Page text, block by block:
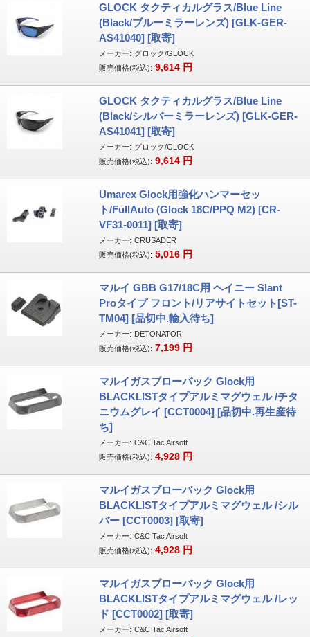
GLOCK タクティカルグラス/Blue Line
(Black/ブルーミラーレンズ) [GLK-GER-
AS41040] [取寄]
メーカー: グロック/GLOCK
販売価格(税込): 9,614 円
GLOCK タクティカルグラス/Blue Line
(Black/シルバーミラーレンズ) [GLK-GER-
AS41041] [取寄]
メーカー: グロック/GLOCK
販売価格(税込): 9,614 円
Umarex Glock用強化ハンマーセッ
ト/FullAuto (Glock 18C/PPQ M2) [CR-
VF31-0011] [取寄]
メーカー: CRUSADER
販売価格(税込): 5,016 円
マルイ GBB G17/18C用 ヘイニー Slant
Proタイプ フロント/リアサイトセット[ST-
TM04] [品切中.輸入待ち]
メーカー: DETONATOR
販売価格(税込): 7,199 円
マルイガスブローバック Glock用
BLACKLISTタイプアルミマグウェル /チタ
ニウムグレイ [CCT0004] [品切中.再生産待
ち]
メーカー: C&C Tac Airsoft
販売価格(税込): 4,928 円
マルイガスブローバック Glock用
BLACKLISTタイプアルミマグウェル /シル
バー [CCT0003] [取寄]
メーカー: C&C Tac Airsoft
販売価格(税込): 4,928 円
マルイガスブローバック Glock用
BLACKLISTタイプアルミマグウェル /レッ
ド [CCT0002] [取寄]
メーカー: C&C Tac Airsoft